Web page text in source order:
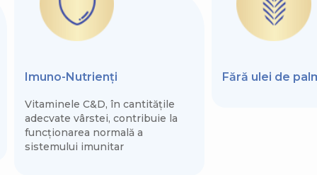
Imuno-Nutrienți
Vitaminele C&D, în cantitățile
adecvate vârstei, contribuie la
funcționarea normală a
sistemului imunitar
Fără ulei de